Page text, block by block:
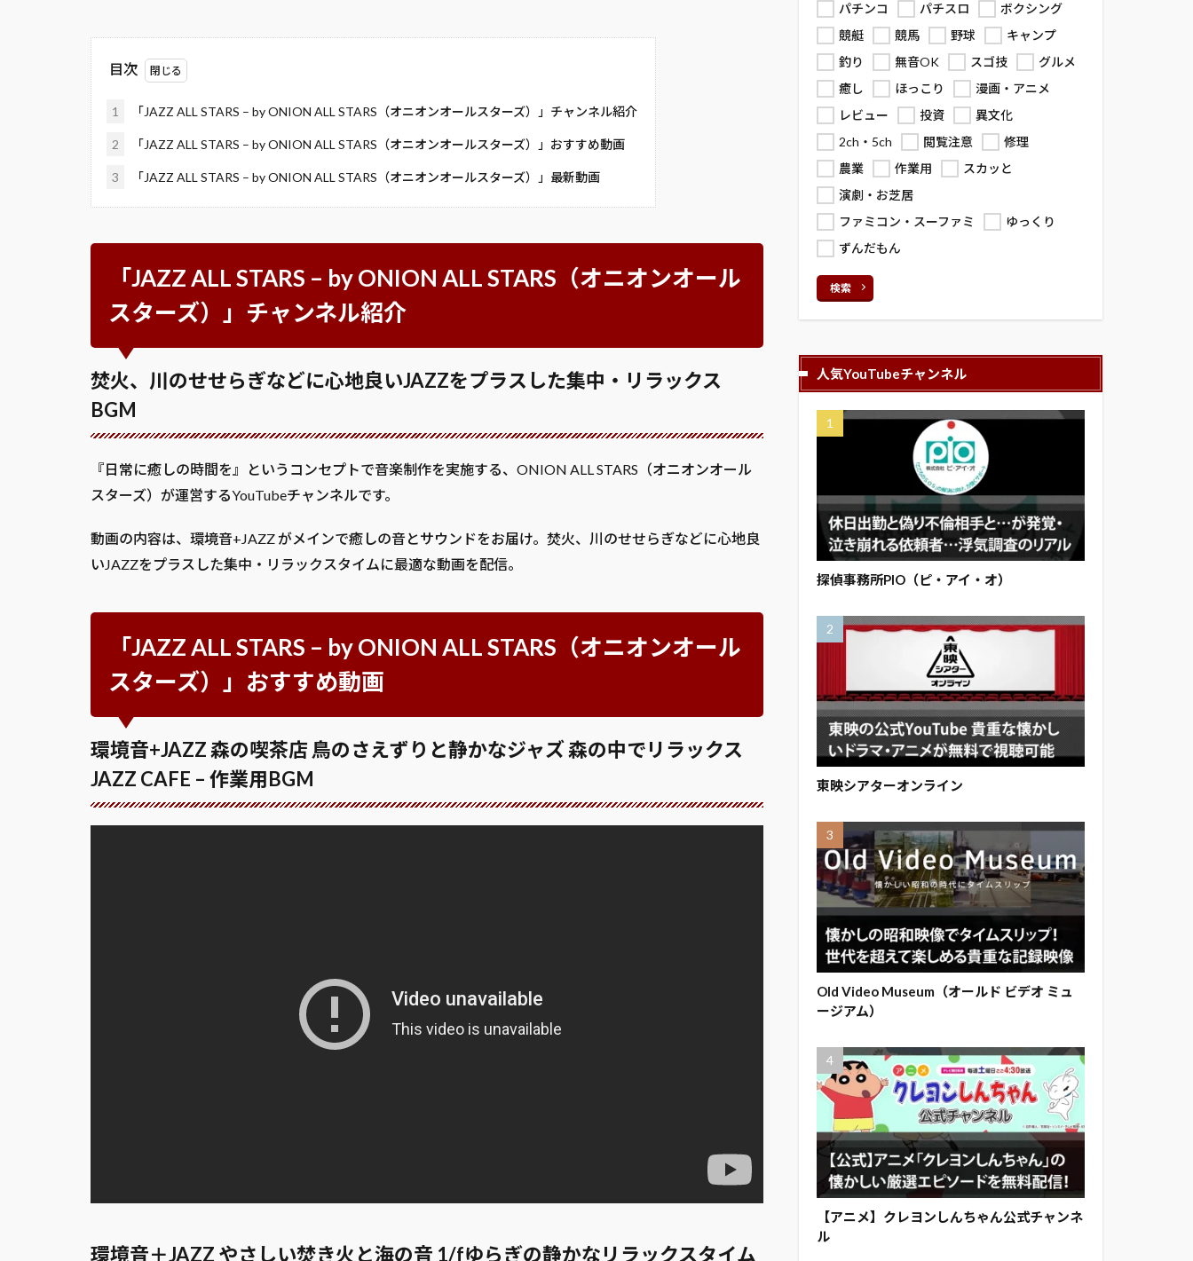
目次
1 「JAZZ ALL STARS – by ONION ALL STARS（オニオンオールスターズ）」チャンネル紹介
2 「JAZZ ALL STARS – by ONION ALL STARS（オニオンオールスターズ）」おすすめ動画
3 「JAZZ ALL STARS – by ONION ALL STARS（オニオンオールスターズ）」最新動画
「JAZZ ALL STARS – by ONION ALL STARS（オニオンオール
スターズ）」チャンネル紹介
焚火、川のせせらぎなどに心地良いJAZZをプラスした集中・リラックス
BGM
『日常に癒しの時間を』というコンセプトで音楽制作を実施する、ONION ALL STARS（オニオンオール
スターズ）が運営するYouTubeチャンネルです。
動画の内容は、環境音+JAZZ がメインで癒しの音とサウンドをお届け。焚火、川のせせらぎなどに心地良
いJAZZをプラスした集中・リラックスタイムに最適な動画を配信。
「JAZZ ALL STARS – by ONION ALL STARS（オニオンオール
スターズ）」おすすめ動画
環境音+JAZZ 森の喫茶店 鳥のさえずりと静かなジャズ 森の中でリラックス
JAZZ CAFE – 作業用BGM
環境音＋JAZZ やさしい焚き火と海の音 1/fゆらぎの静かなリラックスタイム
パチンコ
パチスロ
ボクシング
競艇
競馬 野球
キャンプ
釣り
無音OK スゴ技
グルメ
癒し
ほっこり
漫画・アニメ
レビュー
投資
異文化
2ch・5ch
閲覧注意
修理
農業
作業用
スカッと
演劇・お芝居
ファミコン・スーファミ
ゆっくり
ずんだもん
検索
人気YouTubeチャンネル
探偵事務所PIO（ピ・アイ・オ）
東映シアターオンライン
Old Video Museum（オールド ビデオ ミュ
ージアム）
【アニメ】クレヨンしんちゃん公式チャンネ
ル